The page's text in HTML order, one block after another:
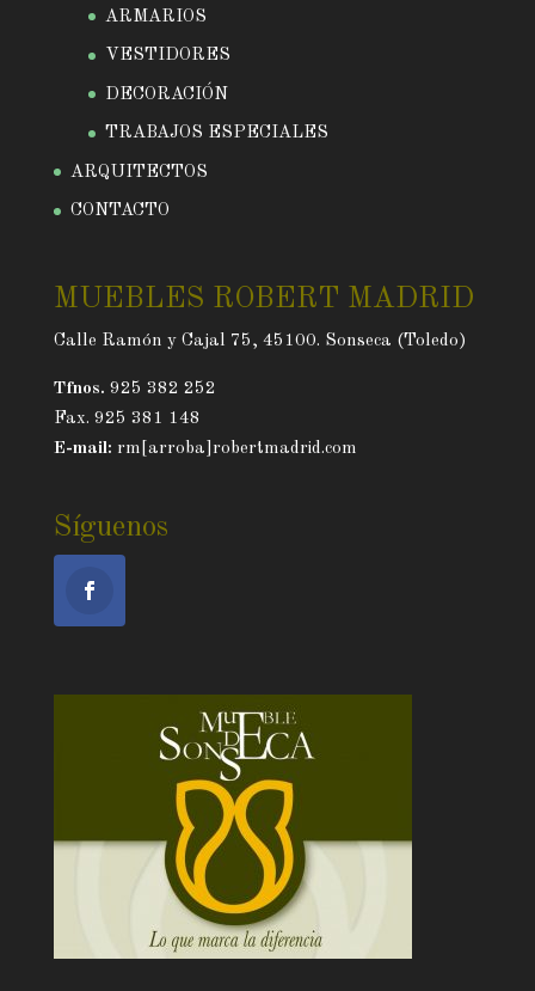
ARMARIOS
VESTIDORES
DECORACIÓN
TRABAJOS ESPECIALES
ARQUITECTOS
CONTACTO
MUEBLES ROBERT MADRID
Calle Ramón y Cajal 75, 45100. Sonseca (Toledo)
Tfnos. 925 382 252
Fax. 925 381 148
E-mail: rm[arroba]robertmadrid.com
Síguenos